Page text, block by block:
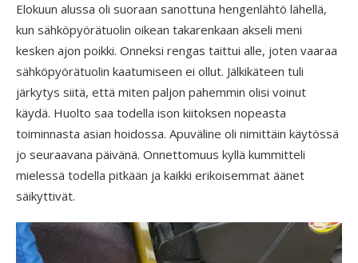
Elokuun alussa oli suoraan sanottuna hengenlähtö lähellä,
kun sähköpyörätuolin oikean takarenkaan akseli meni
kesken ajon poikki. Onneksi rengas taittui alle, joten vaaraa
sähköpyörätuolin kaatumiseen ei ollut. Jälkikäteen tuli
järkytys siitä, että miten paljon pahemmin olisi voinut
käydä. Huolto saa todella ison kiitoksen nopeasta
toiminnasta asian hoidossa. Apuväline oli nimittäin käytössä
jo seuraavana päivänä. Onnettomuus kyllä kummitteli
mielessä todella pitkään ja kaikki erikoisemmat äänet
säikyttivät.